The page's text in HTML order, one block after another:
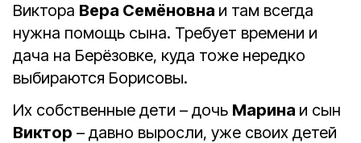
Виктора Вера Семёновна и там всегда
нужна помощь сына. Требует времени и
дача на Берёзовке, куда тоже нередко
выбираются Борисовы.
Их собственные дети – дочь Марина и сын
Виктор – давно выросли, уже своих детей